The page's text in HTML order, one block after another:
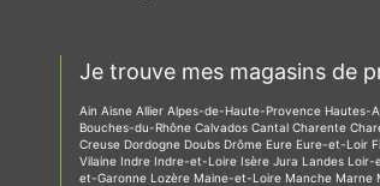
Je trouve mes magasins de
Ain Aisne Allier Alpes-de-Haute-Provence Hautes-
Bouches-du-Rhône Calvados Cantal Charente
Creuse Dordogne Doubs Drôme Eure Eure-et-Loir
Vilaine Indre Indre-et-Loire Isère Jura Landes Loir-
et-Garonne Lozère Maine-et-Loire Manche Marne